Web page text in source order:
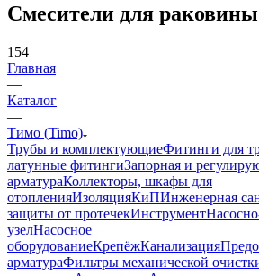
Смесители для
154
Главная
—
Каталог
—
Тимо (Timo)
Трубы и комплектующиеФитинги для
латунные фитингиЗапорная и
арматураКоллекторы, шкафы для
отопленияИзоляцияКиПИнженерная
защиты от протечекИнструмент
узелНасосное
оборудованиеКрепёжКанализация
арматураФильтры механической